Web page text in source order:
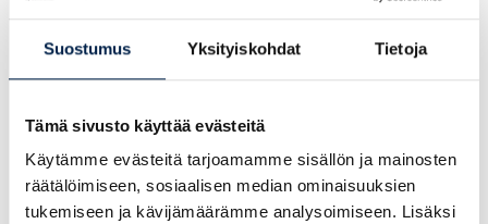
Suostumus Yksityiskohdat Tietoja
Tämä sivusto käyttää evästeitä
Käytämme evästeitä tarjoamamme sisällön ja mainosten
räätälöimiseen, sosiaalisen median ominaisuuksien
tukemiseen ja kävijämäärämme analysoimiseen. Lisäksi
BestDrive Joensuu on yksityinen
rengasmyynnin ammattilainen ja
rengashotelli Joensuussa. Vuodesta 1989